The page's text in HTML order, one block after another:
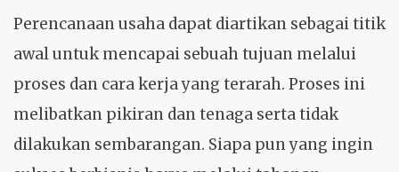
Perencanaan usaha dapat diartikan sebagai titik
awal untuk mencapai sebuah tujuan melalui
proses dan cara kerja yang terarah. Proses ini
melibatkan pikiran dan tenaga serta tidak
dilakukan sembarangan. Siapa pun yang ingin